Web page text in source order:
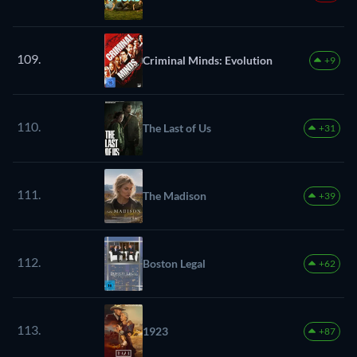
109. Criminal Minds: Evolution +9
110. The Last of Us +31
111. The Madison +39
112. Boston Legal +62
113. 1923 +87